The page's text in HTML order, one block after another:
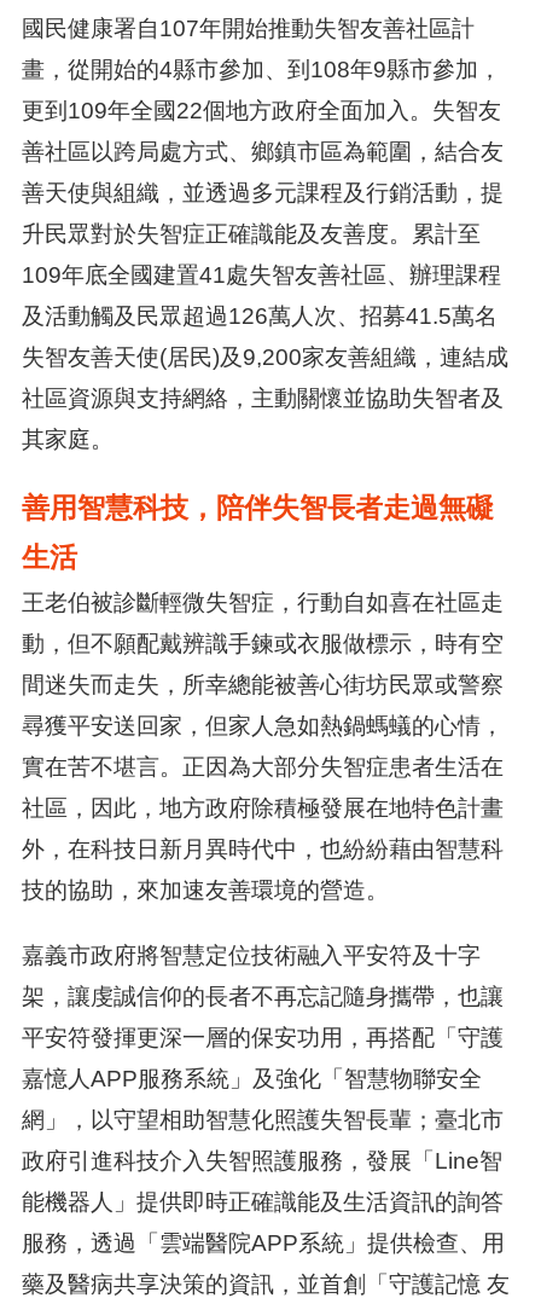
國民健康署自107年開始推動失智友善社區計
畫，從開始的4縣市參加、到108年9縣市參加，
更到109年全國22個地方政府全面加入。失智友
善社區以跨局處方式、鄉鎮市區為範圍，結合友
善天使與組織，並透過多元課程及行銷活動，提
升民眾對於失智症正確識能及友善度。累計至
109年底全國建置41處失智友善社區、辦理課程
及活動觸及民眾超過126萬人次、招募41.5萬名
失智友善天使(居民)及9,200家友善組織，連結成
社區資源與支持網絡，主動關懷並協助失智者及
其家庭。
善用智慧科技，陪伴失智長者走過無礙
生活
王老伯被診斷輕微失智症，行動自如喜在社區走
動，但不願配戴辨識手鍊或衣服做標示，時有空
間迷失而走失，所幸總能被善心街坊民眾或警察
尋獲平安送回家，但家人急如熱鍋螞蟻的心情，
實在苦不堪言。正因為大部分失智症患者生活在
社區，因此，地方政府除積極發展在地特色計畫
外，在科技日新月異時代中，也紛紛藉由智慧科
技的協助，來加速友善環境的營造。
嘉義市政府將智慧定位技術融入平安符及十字
架，讓虔誠信仰的長者不再忘記隨身攜帶，也讓
平安符發揮更深一層的保安功用，再搭配「守護
嘉憶人APP服務系統」及強化「智慧物聯安全
網」，以守望相助智慧化照護失智長輩；臺北市
政府引進科技介入失智照護服務，發展「Line智
能機器人」提供即時正確識能及生活資訊的詢答
服務，透過「雲端醫院APP系統」提供檢查、用
藥及醫病共享決策的資訊，並首創「守護記憶 友